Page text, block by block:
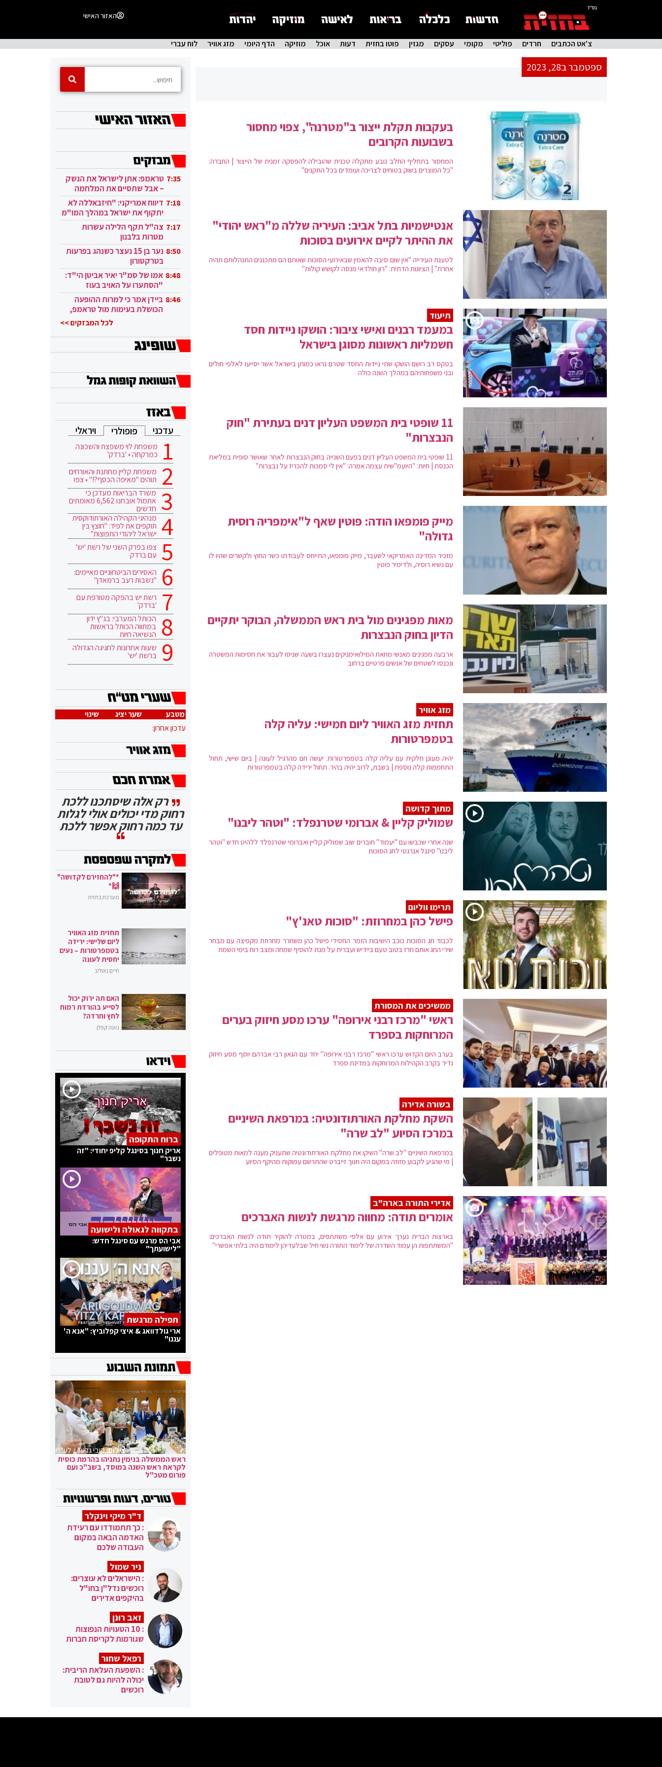
בס"ד
האזור האישי
צ'אט הכתבים חרדים פוליטי מקומי עסקים מגזין פוטו בחזית דעות אוכל מוזיקה הדף היומי מזג אוויר לוח עברי
ספטמבר ב28, 2023
בעקבות תקלת ייצור ב"מטרנה", צפוי מחסור
בשבועות הקרובים
המחסור בתחליף החלב נובע מתקלה טכנית שהובילה להפסקה זמנית של הייצור | החברה:
"כל המוצרים בשוק בטוחים לצריכה ועומדים בכל התקנים"
אנטישמיות בתל אביב: העיריה שללה מ"ראש יהודי"
את ההיתר לקיים אירועים בסוכות
לטענת העירייה "אין שום סיבה להאמין שבאירועי הסוכות שאותם הם מתכננים התנהלותם תהיה
אחרת" | הציונות הדתית: "רון חולדאי מנסה לקושש קולות"
תיעוד
במעמד רבנים ואישי ציבור: הושקו ניידות חסד
חשמליות ראשונות מסוגן בישראל
בטקס רב רושם הושקו שתי ניידות החסד שטרם נראו כמותן בישראל אשר יסייעו לאלפי חולים
ובני משפחותיהם במהלך השנה כולה
11 שופטי בית המשפט העליון דנים בעתירת "חוק
הנבצרות"
11 שופטי בית המשפט העליון דנים בפעם השנייה בחוק הנבצרות לאחר שאושר סופית במליאת
הכנסת | חיות: "היועמ"שית עצמה אמרה: "אין לי סמכות להכריז על נבצרות"
מייק פומפאו הודה: פוטין שאף ל"אימפריה רוסית
גדולה"
מזכיר המדינה האמריקאי לשעבר, מייק פומפאו, התייחס לעבודתו כשר החוץ ולקשרים שהיו לו
עם נשיא רוסיה, ולדימיר פוטין
מאות מפגינים מול בית ראש הממשלה, הבוקר יתקיים
הדיון בחוק הנבצרות
ארבעה מפגינים מאנשי מחאת המילואימניקים נעצרו בשעה שניסו לעבור את חסימות המשטרה
ונכנסו לשטחים של אנשים פרטיים ברחוב
מזג אוויר
תחזית מזג האוויר ליום חמישי: עליה קלה
בטמפרטורות
יהיה מעונן חלקית עם עליה קלה בטמפרטורות. יעשה חם מהרגיל לעונה | ביום שישי, תחול
התחממות קלה נוספת | בשבת, לרוב יהיה בהיר. תחול ירידה קלה בטמפרטורות
מתוך קדושה
שמוליק קליין & אברומי שטרנפלד: "וטהר ליבנו"
שנה אחרי שכבשו עם "יעמוד" חוברים שוב שמוליק קליין ואברומי שטרנפלד ללהיט חדש "וטהר
ליבנו" סינגל אנרגטי לחג הסוכות
תרימו ווליום
פישל כהן במחרוזת: "סוכות טאנ'ץ"
לכבוד חג הסוכות כוכב הישיבות הזמר החסידי פישל כהן משחרר מחרוזת מקפיצה עם מבחר
שירי החג אותם חרז בטוב טעם ביידיש ועברית על מנת להוסיף שמחה ומצב רוח בימי השמח
ממשיכים את המסורת
ראשי "מרכז רבני אירופה" ערכו מסע חיזוק בערים
המרוחקות בספרד
בערב היום הקדוש ערכו ראשי "מרכז רבני אירופה" יחד עם הגאון רבי אברהם יוסף מסע חיזוק
נדיר בקרב הקהילות המרוחקות במדינת ספרד
בשורה אדירה
השקת מחלקת האורתודונטיה: במרפאת השיניים
במרכז הסיוע "לב שרה"
במרפאת השיניים "לב שרה" השיקו את מחלקת האורתודונטיה שתעניק מענה למאות מטופלים
| מי שהגיע לקבוע מזוזה במקום היה חנוך זייברט שהתרשם עמוקות מהיקף הסיוע
אדירי התורה בארה"ב
אומרים תודה: מחווה מרגשת לנשות האברכים
בארצות הברית נערך אירוע עם אלפי משתתפים, במטרה להוקיר תודה לנשות האברכים:
"המשתתפות הן עמוד השדרה של לימוד התורה נשי חיל שבלעדיהן לימודם היה בלתי אפשרי"
7:35 טראמפ: אתן לישראל את הנשק
– אבל שתסיים את המלחמה
בעזה 7:18 דיווח אמריקני: "חיזבאללה לא
יתקוף את ישראל במהלך המו"מ
בקטאר" 7:17 צה"ל תקף הלילה עשרות
מטרות בלבנון
8:50
נער בן 15 נעצר כשנהג בפרעות
בטרקטורון
8:48 אמו של סמ"ר יאיר אביטן הי"ד:
"הסתערו על האויב בעוז
ובגבורה" 8:46 ביידן אמר כי למרות ההופעה
הכושלת בעימות מול טראמפ,
לכל המבזקים >>
עדכני פופולרי ויראלי
משפחת לוי משפצת והשכונה
כמרקחה • 'ברדק'
משפחת קליין מחתנת והאורחים
תוהים "מאיפה הכסף?!" • צפו
משרד הבריאות מעדכן כי
אתמול אובחנו 6,562 מאומתים
חדשים
מנהיגי הקהילה האורתודוקסית
תוקפים את לפיד: "חוצץ בין
ישראל ליהודי התפוצות"
צפו בפרק השני של רשת 'יש'
עם ברדק
האסירים הביטחוניים מאיימים:
"נשבות רעב ברמאדן"
רשת יש בהפקה מטורפת עם
'ברדק'
הכותל המערבי: בג"ץ ידון
במתווה הכותל בראשות
הנשיאה חיות
שעות אחרונות לחגיגה הגדולה
ברשת 'יש'
מטבע שער יציג
שינוי
עדכון אחרון:
רק אלה שיסתכנו ללכת
רחוק מדי יכולים אולי לגלות
עד כמה רחוק אפשר ללכת
*"להחזירם לקדושה"
🙌*
מערכת בחזית
תחזית מזג האוויר
ליום שלישי: ירידה
בטמפרטורות – נעים
יחסית לעונה
חיים גוטליב
האם תה ירוק יכול
לסייע בהורדת רמות
לחץ וחרדה?
נועה קפלן
ברוח התקופה
אריק חנוך בסינגל קליפ יחודי: "זה
נשבר"
בתקווה לגאולה ולישועה
אבי הס מרגש עם סינגל חדש:
"לישועתך"
תפילה מרגשת
ארי גולדוואג & איצי קפלוביץ: "אנא ה'
עננו"
צילום:קובי גדעון / לע"מ
ראש הממשלה בנימין נתניהו בהרמת כוסית
לקראת ראש השנה במוסד, בשב"כ ועם
פורום מטכ"ל
ד"ר מיקי וינקלר
: כך תתמודדו עם רעידת
האדמה הבאה במקום
העבודה שלכם
ניר שמול
: הישראלים לא עוצרים:
רוכשים נדל"ן בחו"ל
בהיקפים אדירים
זאב רונן
: 10 הטעויות הנפוצות
שגורמות לקריסת חברות
רפאל שחור
: השפעת העלאת הריבית:
יכולה להיות גם לטובת
רוכשים